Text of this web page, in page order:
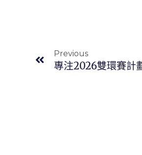
Previous
專注2026雙環賽計